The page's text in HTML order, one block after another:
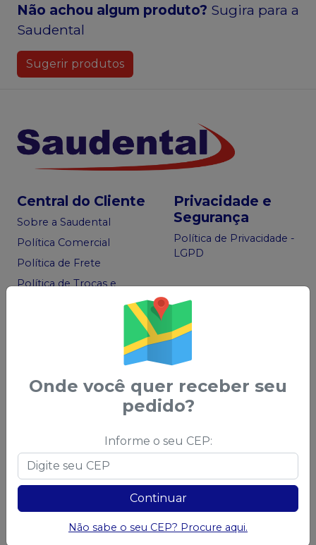
Não achou algum produto? Sugira para a
Saudental
Sugerir produtos
Central do Cliente
Sobre a Saudental
Política Comercial
Política de Frete
Política de Trocas e
Privacidade e
Segurança
Política de Privacidade -
LGPD
Acompanhe nas
WhatsApp
83 99966-0025
Onde você quer receber seu
pedido?
Informe o seu CEP:
Continuar
Não sabe o seu CEP? Procure aqui.